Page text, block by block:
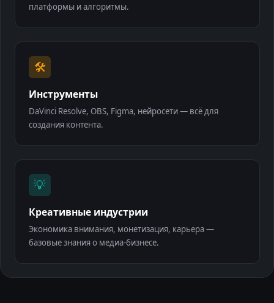
платформы и алгоритмы.
🛠
Инструменты
DaVinci Resolve, OBS, Figma, нейросети — всё для
создания контента.
💡
Креативные индустрии
Экономика внимания, монетизация, карьера —
базовые знания о медиа-бизнесе.